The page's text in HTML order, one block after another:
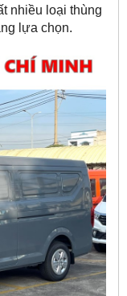
nhiều loại thùng
lựa chọn.